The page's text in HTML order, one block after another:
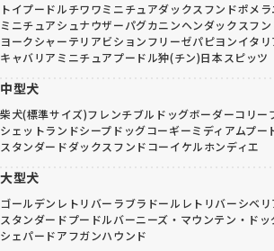
トイプードルチワワミニチュアダックスフンドポメ
ミニチュアシュナウザーパグカニンヘンダックスフン
ヨークシャーテリアビションフリーゼパピヨンイタ
キャバリア ミニチュアプードル狆(チン)日本スピッツ
中型犬
柴犬(標準サイズ)フレンチブルドッグボーダーコリー
シェットランドシープドッグコーギーミディアムプー
スタンダードダックスフンドコーイケルホンディエ
大型犬
ゴールデンレトリバー ラブラドールレトリバーシベ
スタンダードプードルバーニーズ・マウンテン・ドッ
シェパードアフガンハウンド